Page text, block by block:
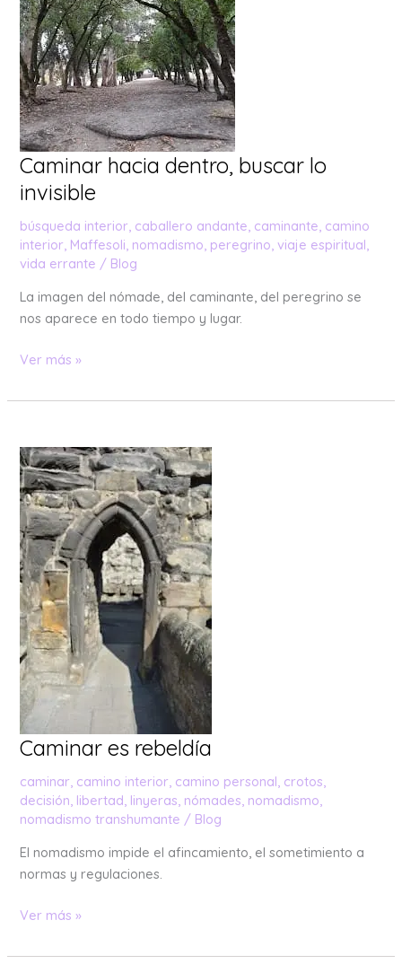
Caminar hacia dentro, buscar lo
invisible
búsqueda interior, caballero andante, caminante, camino
interior, Maffesoli, nomadismo, peregrino,viaje espiritual,
vida errante / Blog
La imagen del nómade, del caminante, del peregrino se
nos aparece en todo tiempo y lugar.
Ver más »
Caminar es rebeldía
caminar, camino interior, camino personal, crotos,
decisión, libertad, linyeras, nómades, nomadismo,
nomadismo transhumante / Blog
El nomadismo impide el afincamiento, el sometimiento a
normas y regulaciones.
es
rebeldía
Ver más »